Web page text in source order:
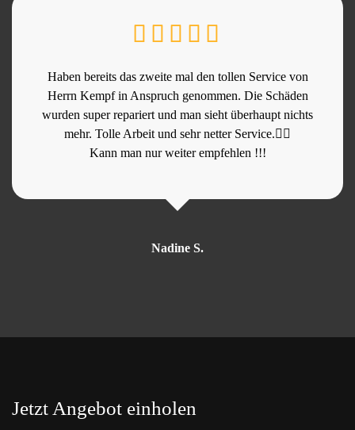
Haben bereits das zweite mal den tollen Service von
Herrn Kempf in Anspruch genommen. Die Schäden
wurden super repariert und man sieht überhaupt nichts
mehr. Tolle Arbeit und sehr netter Service.👍🏻
Kann man nur weiter empfehlen !!!
Nadine S.
Jetzt Angebot einholen